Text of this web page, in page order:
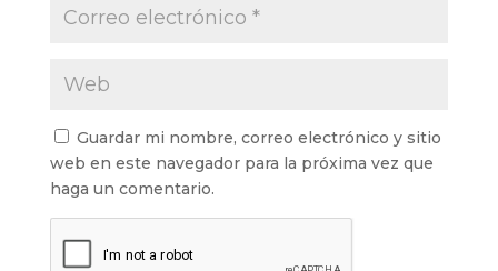
Guardar mi nombre, correo electrónico y sitio
web en este navegador para la próxima vez que
haga un comentario.